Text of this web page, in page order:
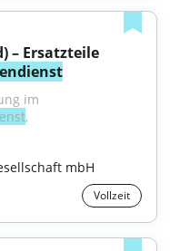
– Ersatzteile
im
,
mbH
Vollzeit